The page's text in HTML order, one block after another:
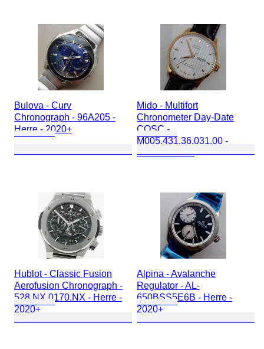
Bulova - Curv
Chronograph - 96A205 -
Herre - 2020+
Mido - Multifort
Chronometer Day-Date
COSC -
M005.431.36.031.00 -
Herre - 2020+
Hublot - Classic Fusion
Aerofusion Chronograph -
528.NX.0170.NX - Herre -
2020+
Alpina - Avalanche
Regulator - AL-
650BSS5E6B - Herre -
2020+